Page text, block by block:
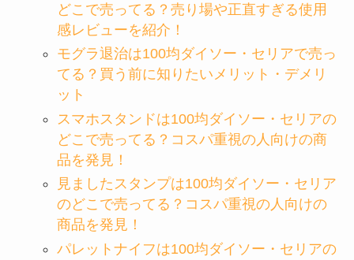
どこで売ってる？売り場や正直すぎる使用
感レビューを紹介！
モグラ退治は100均ダイソー・セリアで売っ
てる？買う前に知りたいメリット・デメリ
ット
スマホスタンドは100均ダイソー・セリアの
どこで売ってる？コスパ重視の人向けの商
品を発見！
見ましたスタンプは100均ダイソー・セリア
のどこで売ってる？コスパ重視の人向けの
商品を発見！
パレットナイフは100均ダイソー・セリアの